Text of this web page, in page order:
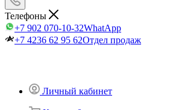
Телефоны
+7 902 070-10-32WhatApp
+7 4236 62 95 62Отдел продаж
Личный кабинет